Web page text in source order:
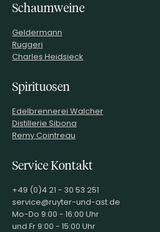
Schaumweine
Geldermann
Ruggeri
Charles Heidsieck
Spirituosen
Edelbrennerei Walcher
Distillerie Sibona
Remy Cointreau
Service Kontakt
+49 (0)4 21 - 30 53 251
service@ruyter-und-ast.de
Mo-Do 9:00 - 16:00 Uhr
und Fr 9:00 - 15:00 Uhr